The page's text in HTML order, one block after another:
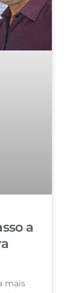
a
mais